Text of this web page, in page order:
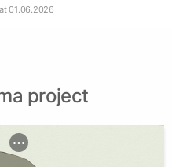
01.06.2026
project